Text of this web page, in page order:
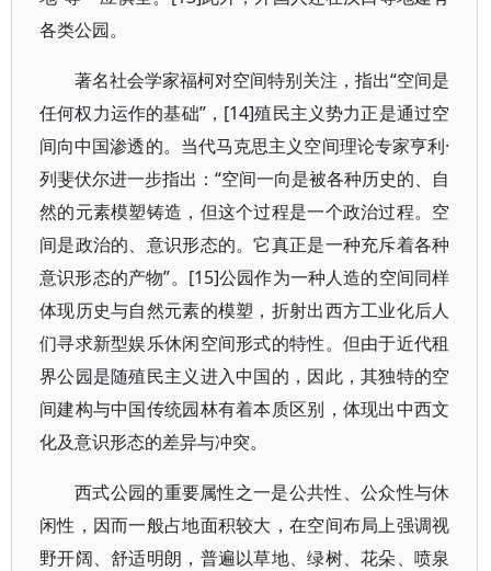
各类公园。
著名社会学家福柯对空间特别关注，指出“空间是
任何权力运作的基础”，[14]殖民主义势力正是通过空
间向中国渗透的。当代马克思主义空间理论专家亨利·
列斐伏尔进一步指出：“空间一向是被各种历史的、自
然的元素模塑铸造，但这个过程是一个政治过程。空
间是政治的、意识形态的。它真正是一种充斥着各种
意识形态的产物”。[15]公园作为一种人造的空间同样
体现历史与自然元素的模塑，折射出西方工业化后人
们寻求新型娱乐休闲空间形式的特性。但由于近代租
界公园是随殖民主义进入中国的，因此，其独特的空
间建构与中国传统园林有着本质区别，体现出中西文
化及意识形态的差异与冲突。
西式公园的重要属性之一是公共性、公众性与休
闲性，因而一般占地面积较大，在空间布局上强调视
野开阔、舒适明朗，普遍以草地、绿树、花朵、喷泉